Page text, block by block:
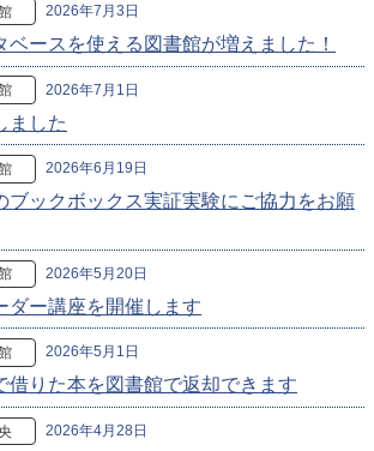
2026年7月3日
ベースを使える図書館が増えました！
2026年7月1日
ました
2026年6月19日
ブックボックス実証実験にご協力をお願
2026年5月20日
ダー講座を開催します
2026年5月1日
借りた本を図書館で返却できます
2026年4月28日